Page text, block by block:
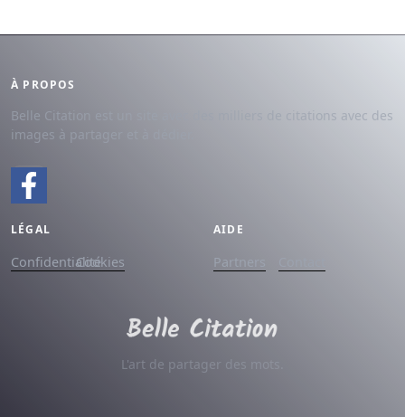
À PROPOS
Belle Citation est un site avec des milliers de citations avec des
images à partager et à dédier.
LÉGAL
ConfidentialitéCookies
AIDE
Partners
L'art de partager des mots.